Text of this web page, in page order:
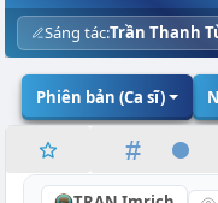
Sáng tác:Trần Thanh
Phiên bản (Ca sĩ)